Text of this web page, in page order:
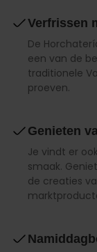
Verfrissen
De
een van de
traditionele
proeven.
Genieten
Je vindt er
smaak.
de creaties